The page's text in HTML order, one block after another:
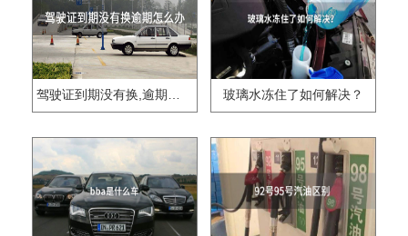
驾驶证到期没有换,逾期怎么办?? 玻璃水冻住了如何解决？